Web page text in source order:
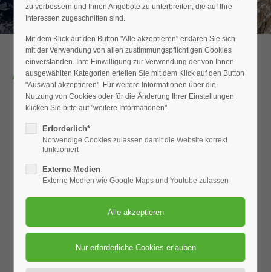
Der Eintrag "offcanvas-col4" existiert leider nicht.
Alle Termine
05
SEP
2026
Ort: Zentralschule
RAD_Tagestour
zu verbessern und Ihnen Angebote zu unterbreiten, die auf Ihre
Interessen zugeschnitten sind.
Mit dem Klick auf den Button "Alle akzeptieren" erklären Sie sich
mit der Verwendung von allen zustimmungspflichtigen Cookies
einverstanden. Ihre Einwilligung zur Verwendung der von Ihnen
ausgewählten Kategorien erteilen Sie mit dem Klick auf den Button
"Auswahl akzeptieren". Für weitere Informationen über die
Nutzung von Cookies oder für die Änderung Ihrer Einstellungen
klicken Sie bitte auf "weitere Informationen".
Erforderlich*
Notwendige Cookies zulassen damit die Website korrekt
funktioniert
Externe Medien
Externe Medien wie Google Maps und Youtube zulassen